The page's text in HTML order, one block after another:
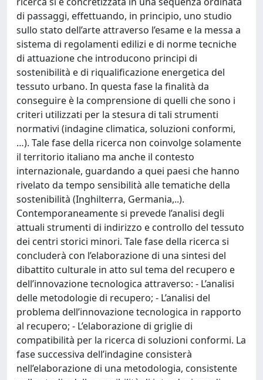
di passaggi, effettuando, in principio, uno studio
sullo stato dell’arte attraverso l’esame e la messa a
sistema di regolamenti edilizi e di norme tecniche
di attuazione che introducono principi di
sostenibilità e di riqualificazione energetica del
tessuto urbano. In questa fase la finalità da
conseguire è la comprensione di quelli che sono i
criteri utilizzati per la stesura di tali strumenti
normativi (indagine climatica, soluzioni conformi,
…). Tale fase della ricerca non coinvolge solamente
il territorio italiano ma anche il contesto
internazionale, guardando a quei paesi che hanno
rivelato da tempo sensibilità alle tematiche della
sostenibilità (Inghilterra, Germania,..).
Contemporaneamente si prevede l’analisi degli
attuali strumenti di indirizzo e controllo del tessuto
dei centri storici minori. Tale fase della ricerca si
concluderà con l’elaborazione di una sintesi del
dibattito culturale in atto sul tema del recupero e
dell’innovazione tecnologica attraverso: - L’analisi
delle metodologie di recupero; - L’analisi del
problema dell’innovazione tecnologica in rapporto
al recupero; - L’elaborazione di griglie di
compatibilità per la ricerca di soluzioni conformi. La
fase successiva dell’indagine consisterà
nell’elaborazione di una metodologia, consistente